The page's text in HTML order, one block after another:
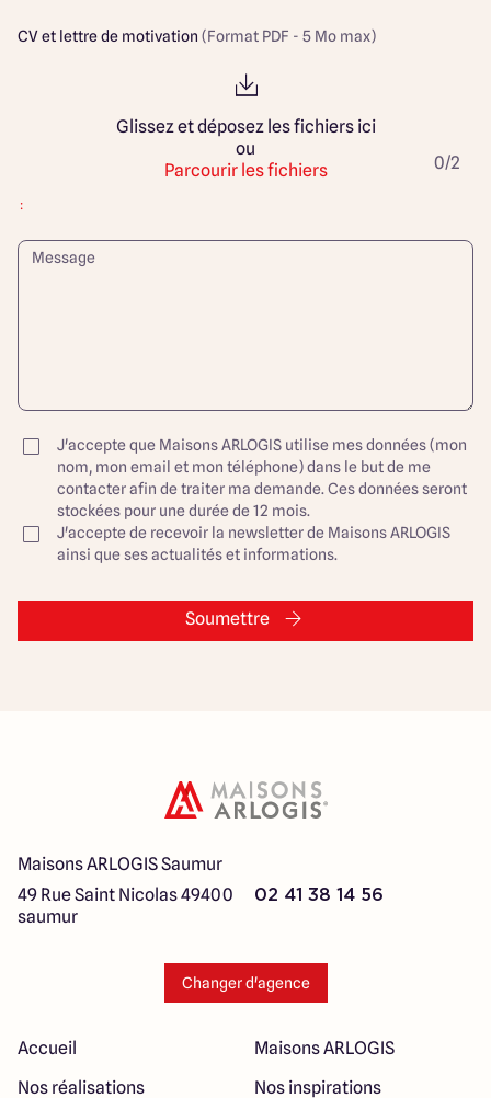
CV et lettre de motivation (Format PDF - 5 Mo max)
Glissez et déposez les fichiers ici
ou
Parcourir les fichiers
0/2
:
J'accepte que Maisons ARLOGIS utilise mes données (mon
nom, mon email et mon téléphone) dans le but de me
contacter afin de traiter ma demande. Ces données seront
stockées pour une durée de 12 mois.
J'accepte de recevoir la newsletter de Maisons ARLOGIS
ainsi que ses actualités et informations.
Soumettre
Maisons ARLOGIS Saumur
49 Rue Saint Nicolas49400
saumur
02 41 38 14 56
Changer d'agence
Accueil
Maisons ARLOGIS
Nos réalisations
Nos inspirations